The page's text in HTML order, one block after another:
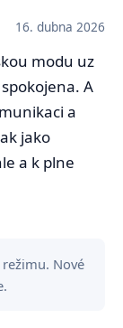
16. dubna 2026
modu uz
A
a
jako
a k plne
Nové